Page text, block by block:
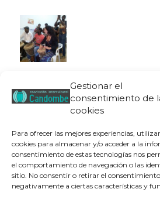
Gestionar el
consentimiento de
cookies
Para ofrecer las mejores experiencias,
cookies para almacenar y/o acceder a la
consentimiento de estas tecnologías nos
el comportamiento de navegación o las
sitio. No consentir o retirar el
negativamente a ciertas características y